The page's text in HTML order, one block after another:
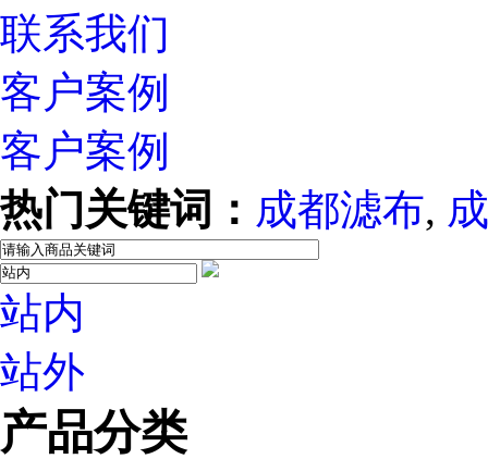
联系我们
客户案例
客户案例
热门关键词： 成都滤布,
站内
站外
产品分类